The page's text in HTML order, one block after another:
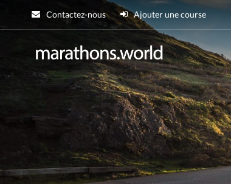
Contactez-nous Ajouter une course